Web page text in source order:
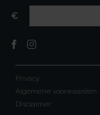
€
Privacy
Algemene voorwaarden
Disclaimer